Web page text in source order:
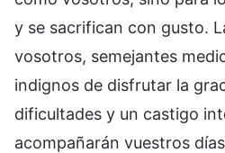
y se sacrifican con gusto.
vosotros, semejantes
indignos de disfrutar la
dificultades y un castigo
acompañarán vuestros